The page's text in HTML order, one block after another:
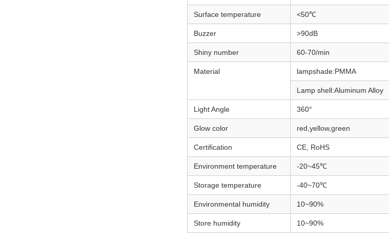
Surface temperature <50℃
Buzzer >90dB
Shiny number 60-70/min
Material lampshade:PMMA
Lamp shell:Aluminum Alloy
Light Angle 360°
Glow color red,yellow,green
Certification CE, RoHS
Environment temperature -20~45℃
Storage temperature -40~70℃
Environmental humidity 10~90%
Store humidity 10~90%